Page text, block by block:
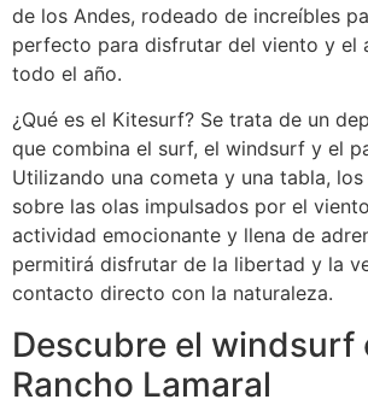
de los Andes, rodeado de increíbles
perfecto para disfrutar del viento y el
todo el año.
¿Qué es el Kitesurf? Se trata de un
que combina el surf, el windsurf y el
Utilizando una cometa y una tabla,
sobre las olas impulsados por el
actividad emocionante y llena de
permitirá disfrutar de la libertad y la
contacto directo con la naturaleza.
Descubre el windsurf
Rancho Lamaral